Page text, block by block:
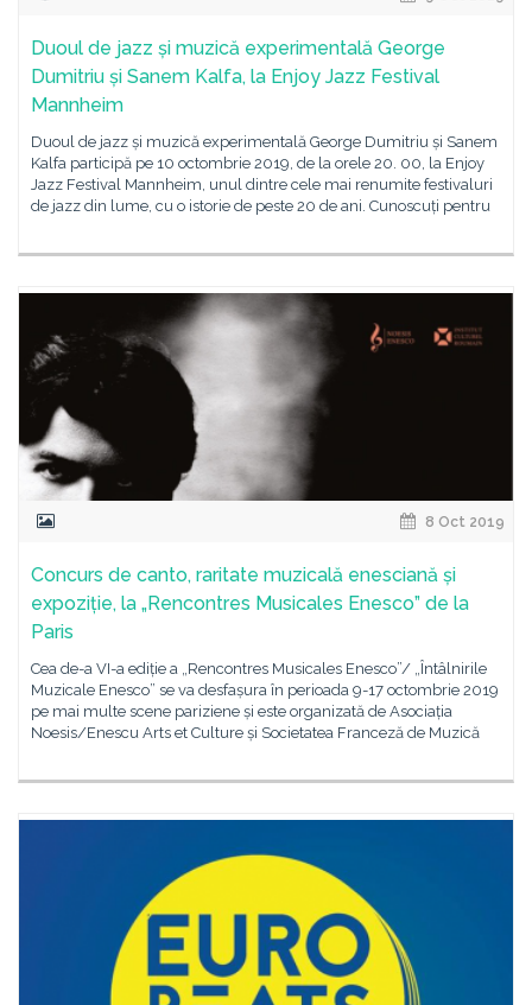
Duoul de jazz și muzică experimentală George
Dumitriu și Sanem Kalfa, la Enjoy Jazz Festival
Mannheim
Duoul de jazz și muzică experimentală George Dumitriu și Sanem
Kalfa participă pe 10 octombrie 2019, de la orele 20. 00, la Enjoy
Jazz Festival Mannheim, unul dintre cele mai renumite festivaluri
de jazz din lume, cu o istorie de peste 20 de ani. Cunoscuți pentru
8 Oct 2019
Concurs de canto, raritate muzicală enesciană și
expoziție, la „Rencontres Musicales Enesco” de la
Paris
Cea de-a VI-a ediție a „Rencontres Musicales Enesco”/ „Întâlnirile
Muzicale Enesco” se va desfașura în perioada 9-17 octombrie 2019
pe mai multe scene pariziene și este organizată de Asociația
Noesis/Enescu Arts et Culture și Societatea Franceză de Muzică